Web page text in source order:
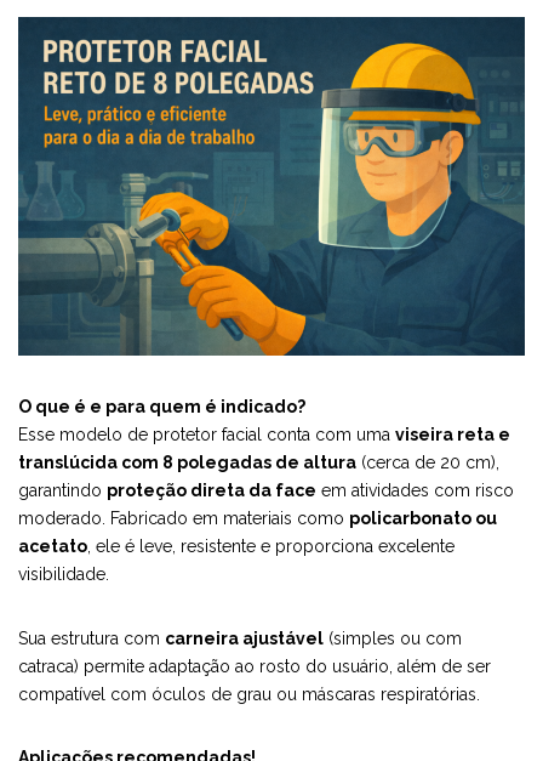
O que é e para quem é indicado?
Esse modelo de protetor facial conta com uma viseira reta e
translúcida com 8 polegadas de altura (cerca de 20 cm),
garantindo proteção direta da face em atividades com risco
moderado. Fabricado em materiais como policarbonato ou
acetato , ele é leve, resistente e proporciona excelente
visibilidade.
Sua estrutura com carneira ajustável (simples ou com
catraca) permite adaptação ao rosto do usuário, além de ser
compatível com óculos de grau ou máscaras respiratórias.